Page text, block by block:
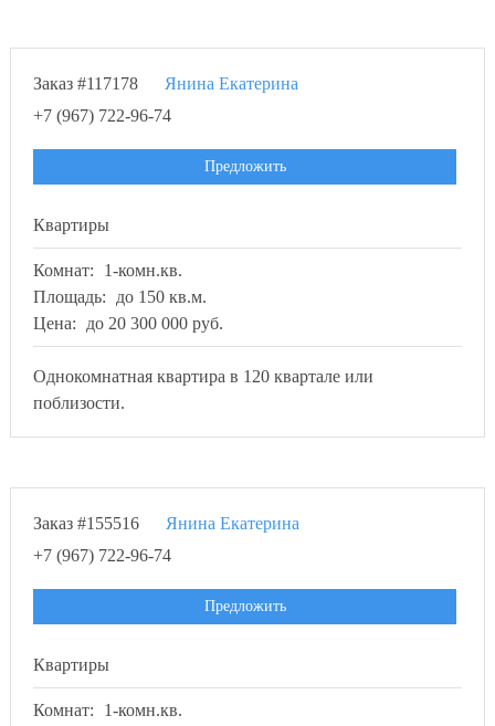
Заказ #117178
Янина Екатерина
+7 (967) 722-96-74
Предложить
Квартиры
Комнат:
1-комн.кв.
Площадь:
до 150 кв.м.
Цена:
до 20 300 000 руб.
Однокомнатная квартира в 120 квартале или
поблизости.
Заказ #155516
Янина Екатерина
+7 (967) 722-96-74
Предложить
Квартиры
Комнат:
1-комн.кв.